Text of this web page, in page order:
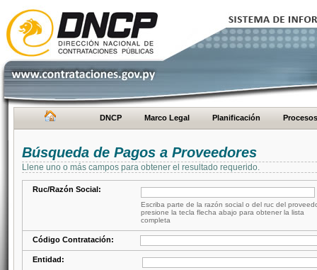
DNCP Marco Legal Planificación Procesos
Búsqueda de Pagos a Proveedores
Llene uno o más campos para obtener el resultado requerido.
Ruc/Razón Social:
Escriba parte de la razón social o del ruc del
presione la tecla flecha abajo para obtener la lista
completa
Código Contratación:
Entidad: